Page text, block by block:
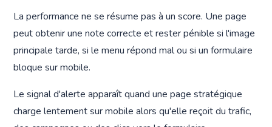
La performance ne se résume pas à un score. Une page
peut obtenir une note correcte et rester pénible si l'image
principale tarde, si le menu répond mal ou si un formulaire
bloque sur mobile.
Le signal d'alerte apparaît quand une page stratégique
charge lentement sur mobile alors qu'elle reçoit du trafic,